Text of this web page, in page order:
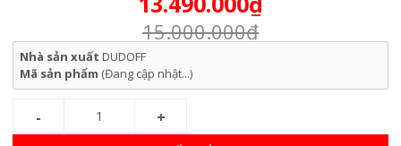
15.000.000₫
Nhà sản xuất DUDOFF
Mã sản phẩm (Đang cập nhật...)